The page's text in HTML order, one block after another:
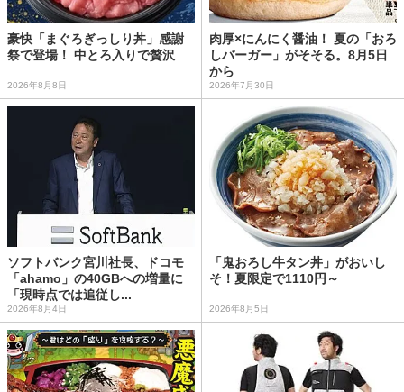
豪快「まぐろぎっしり丼」感謝
祭で登場！ 中とろ入りで贅沢
2026年8月8日
肉厚×にんにく醤油！ 夏の「おろ
しバーガー」がそそる。8月5日
から
2026年7月30日
ソフトバンク宮川社長、ドコモ
「ahamo」の40GBへの増量に
「現時点では追従し...
2026年8月4日
「鬼おろし牛タン丼」がおいし
そ！夏限定で1110円～
2026年8月5日